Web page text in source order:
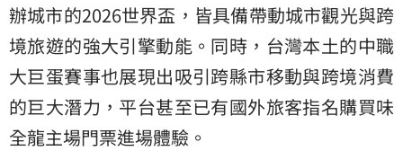
辦城市的2026世界盃，皆具備帶動城市觀光與跨
境旅遊的強大引擎動能。同時，台灣本土的中職
大巨蛋賽事也展現出吸引跨縣市移動與跨境消費
的巨大潛力，平台甚至已有國外旅客指名購買味
全龍主場門票進場體驗。